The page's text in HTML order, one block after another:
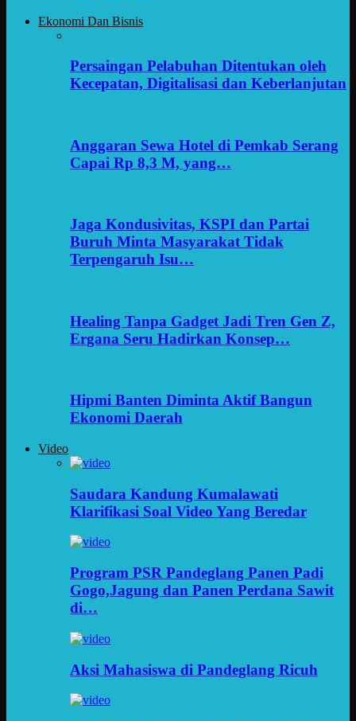
Ekonomi Dan Bisnis
Persaingan Pelabuhan Ditentukan oleh
Kecepatan, Digitalisasi dan Keberlanjutan
Anggaran Sewa Hotel di Pemkab Serang
Capai Rp 8,3 M, yang…
Jaga Kondusivitas, KSPI dan Partai
Buruh Minta Masyarakat Tidak
Terpengaruh Isu…
Healing Tanpa Gadget Jadi Tren Gen Z,
Ergana Seru Hadirkan Konsep…
Hipmi Banten Diminta Aktif Bangun
Ekonomi Daerah
Video
Saudara Kandung Kumalawati
Klarifikasi Soal Video Yang Beredar
Program PSR Pandeglang Panen Padi
Gogo,Jagung dan Panen Perdana Sawit
di…
Aksi Mahasiswa di Pandeglang Ricuh